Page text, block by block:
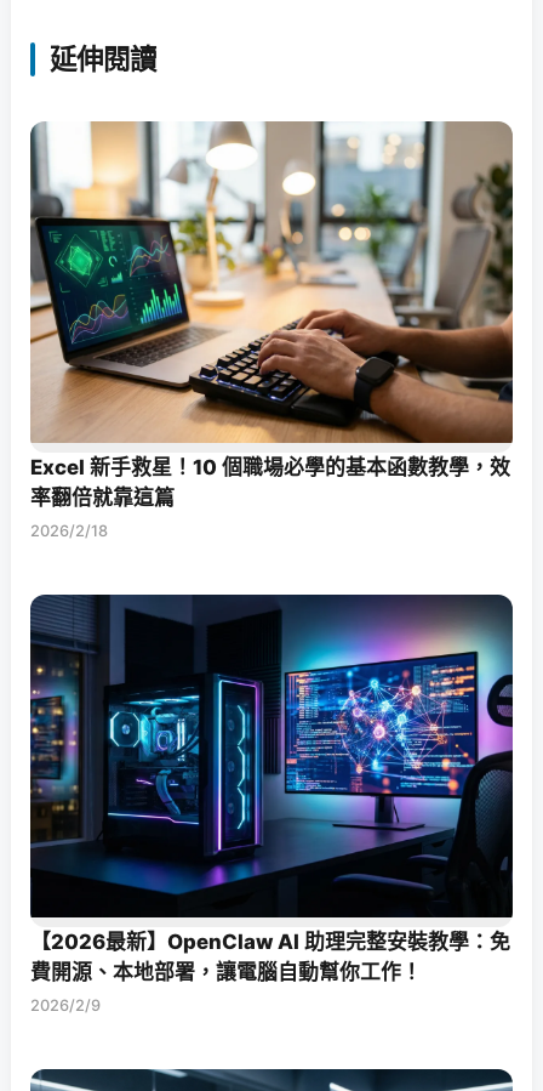
延伸閱讀
Excel 新手救星！10 個職場必學的基本函數教學，效
率翻倍就靠這篇
2026/2/18
【2026最新】OpenClaw AI 助理完整安裝教學：免
費開源、本地部署，讓電腦自動幫你工作！
2026/2/9